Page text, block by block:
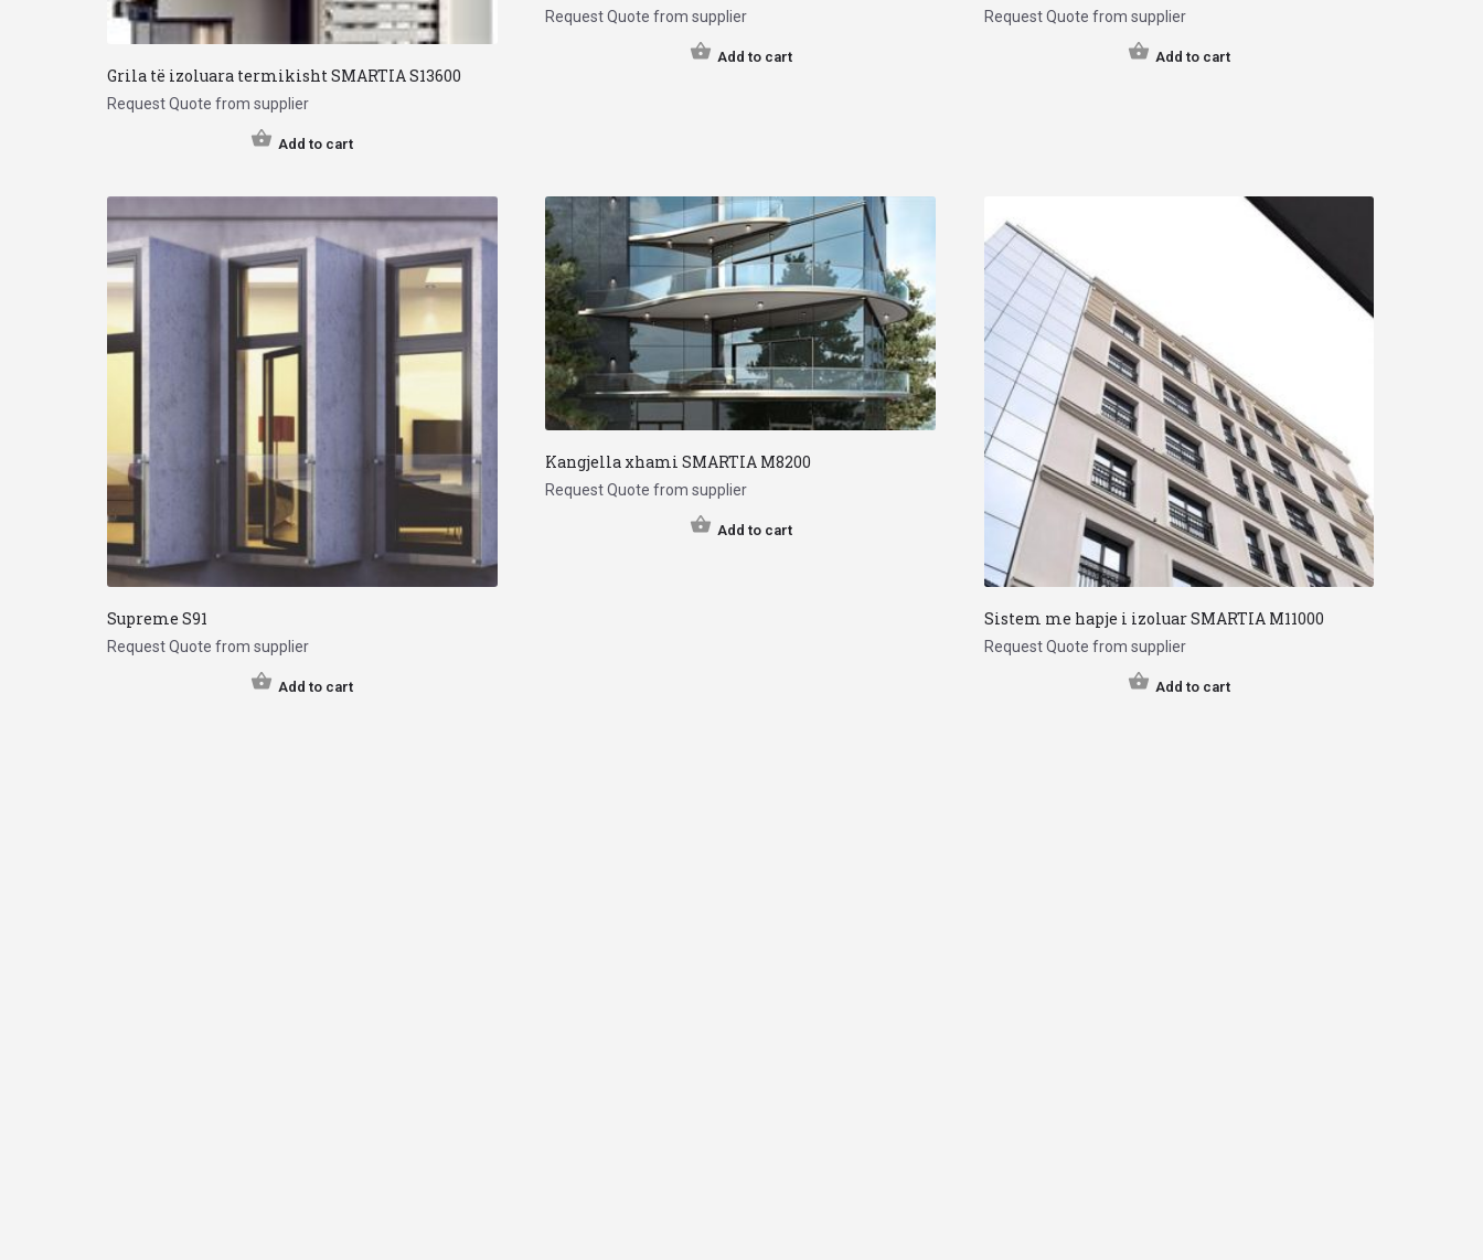
Grila të izoluara termikisht SMARTIA S13600
Request Quote from supplier
Add to cart
Request Quote from supplier
Add to cart
Request Quote from supplier
Add to cart
Supreme S91
Request Quote from supplier
Add to cart
Kangjella xhami SMARTIA M8200
Request Quote from supplier
Add to cart
Sistem me hapje i izoluar SMARTIA M11000
Request Quote from supplier
Add to cart